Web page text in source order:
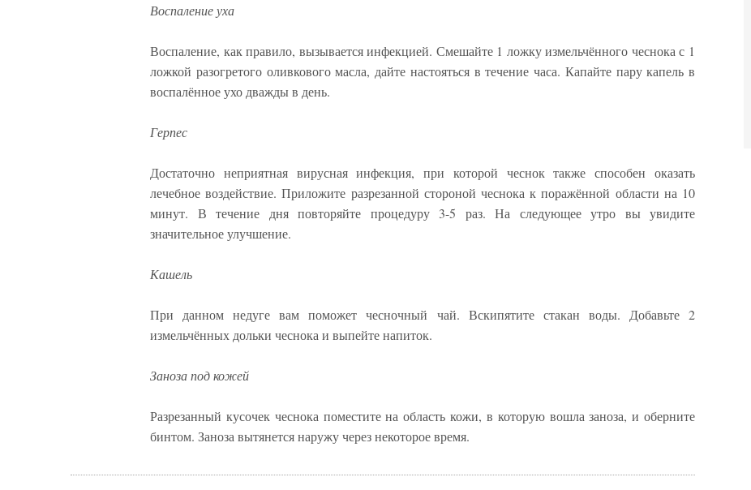
Воспаление уха
Воспаление, как правило, вызывается инфекцией. Смешайте 1 ложку измельчённого чеснока с 1
ложкой разогретого оливкового масла, дайте настояться в течение часа. Капайте пару капель в
воспалённое ухо дважды в день.
Герпес
Достаточно неприятная вирусная инфекция, при которой чеснок также способен оказать
лечебное воздействие. Приложите разрезанной стороной чеснока к поражённой области на 10
минут. В течение дня повторяйте процедуру 3-5 раз. На следующее утро вы увидите
значительное улучшение.
Кашель
При данном недуге вам поможет чесночный чай. Вскипятите стакан воды. Добавьте 2
измельчённых дольки чеснока и выпейте напиток.
Заноза под кожей
Разрезанный кусочек чеснока поместите на область кожи, в которую вошла заноза, и оберните
бинтом. Заноза вытянется наружу через некоторое время.